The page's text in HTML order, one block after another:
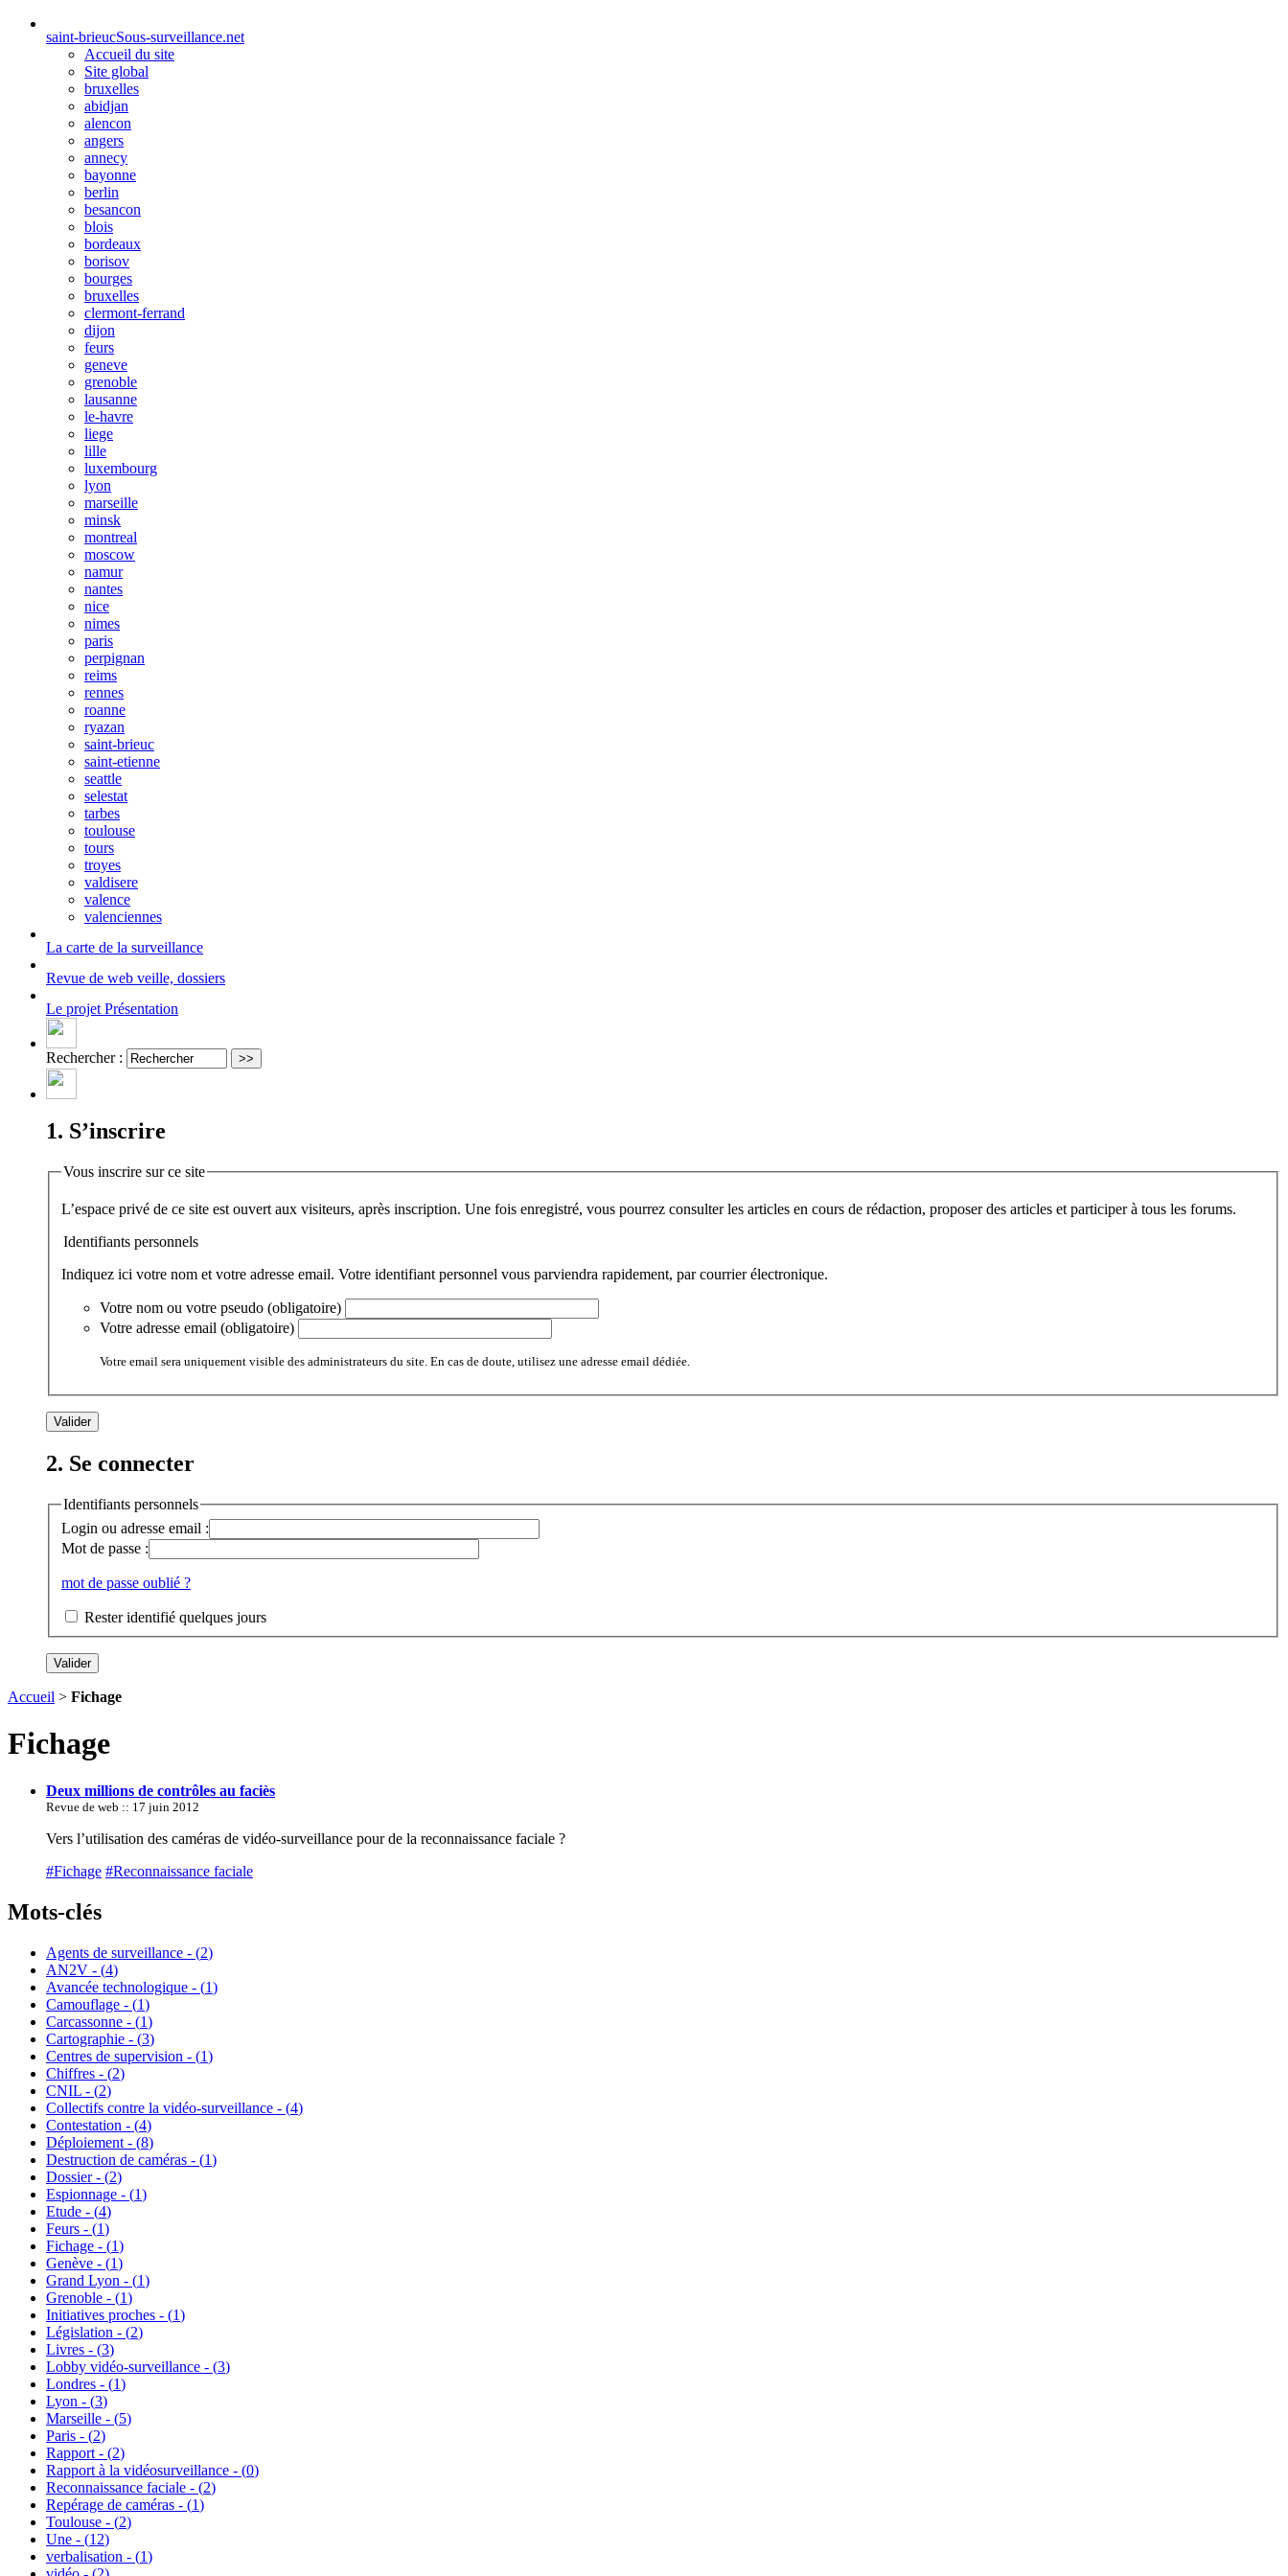
saint-brieucSous-surveillance.net
Accueil du site
Site global
bruxelles
abidjan
alencon
angers
annecy
bayonne
berlin
besancon
blois
bordeaux
borisov
bourges
bruxelles
clermont-ferrand
dijon
feurs
geneve
grenoble
lausanne
le-havre
liege
lille
luxembourg
lyon
marseille
minsk
montreal
moscow
namur
nantes
nice
nimes
paris
perpignan
reims
rennes
roanne
ryazan
saint-brieuc
saint-etienne
seattle
selestat
tarbes
toulouse
tours
troyes
valdisere
valence
valenciennes
La carte de la surveillance
Revue de web veille, dossiers
Le projet Présentation
Rechercher :
1. S’inscrire
Vous inscrire sur ce site
L’espace privé de ce site est ouvert aux visiteurs, après inscription. Une fois enregistré, vous pourrez consulter les articles en cours de rédaction, proposer des articles et participer à tous les forums.
Identifiants personnels
Indiquez ici votre nom et votre adresse email. Votre identifiant personnel vous parviendra rapidement, par courrier électronique.
Votre nom ou votre pseudo (obligatoire)
Votre adresse email (obligatoire)
Votre email sera uniquement visible des administrateurs du site. En cas de doute, utilisez une adresse email dédiée.
2. Se connecter
Identifiants personnels
Login ou adresse email :
Mot de passe :
mot de passe oublié ?
Rester identifié quelques jours
Accueil > Fichage
Fichage
Deux millions de contrôles au faciès
Revue de web :: 17 juin 2012
Vers l’utilisation des caméras de vidéo-surveillance pour de la reconnaissance faciale ?
#Fichage #Reconnaissance faciale
Mots-clés
Agents de surveillance - (2)
AN2V - (4)
Avancée technologique - (1)
Camouflage - (1)
Carcassonne - (1)
Cartographie - (3)
Centres de supervision - (1)
Chiffres - (2)
CNIL - (2)
Collectifs contre la vidéo-surveillance - (4)
Contestation - (4)
Déploiement - (8)
Destruction de caméras - (1)
Dossier - (2)
Espionnage - (1)
Etude - (4)
Feurs - (1)
Fichage - (1)
Genève - (1)
Grand Lyon - (1)
Grenoble - (1)
Initiatives proches - (1)
Législation - (2)
Livres - (3)
Lobby vidéo-surveillance - (3)
Londres - (1)
Lyon - (3)
Marseille - (5)
Paris - (2)
Rapport - (2)
Rapport à la vidéosurveillance - (0)
Reconnaissance faciale - (2)
Repérage de caméras - (1)
Toulouse - (2)
Une - (12)
verbalisation - (1)